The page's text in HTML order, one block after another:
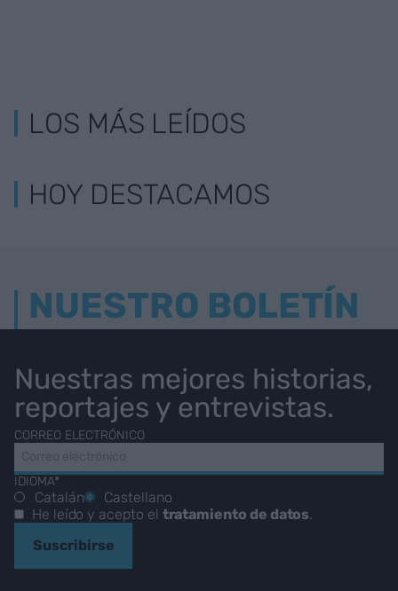
LOS MÁS LEÍDOS
HOY DESTACAMOS
NUESTRO BOLETÍN
Nuestras mejores historias,
reportajes y entrevistas.
CORREO ELECTRÓNICO
IDIOMA*
Catalán
Castellano
He leído y acepto el tratamiento de datos
Suscribirse